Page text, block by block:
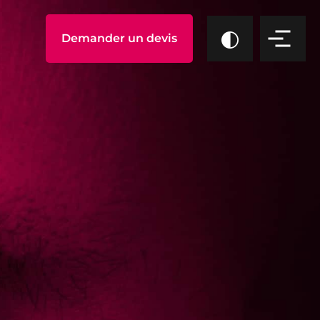
Demander un devis